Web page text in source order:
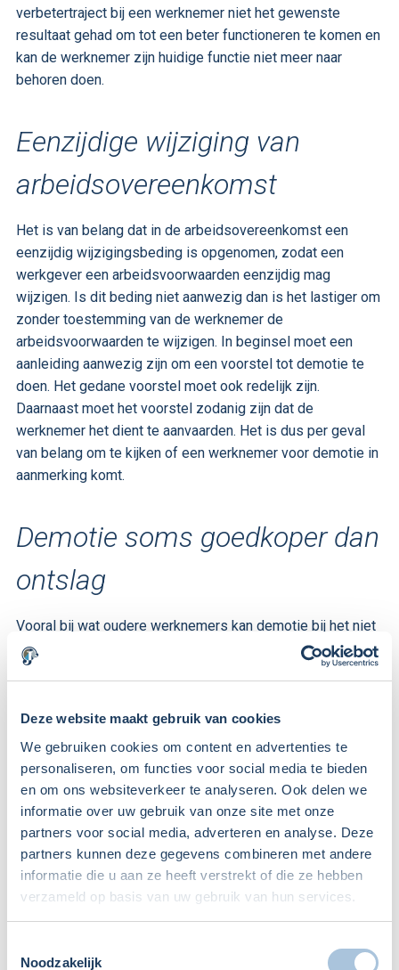
Deze website maakt gebruik van cookies
We gebruiken cookies om content en advertenties te
personaliseren, om functies voor social media te bieden
en om ons websiteverkeer te analyseren. Ook delen we
informatie over uw gebruik van onze site met onze
partners voor social media, adverteren en analyse. Deze
partners kunnen deze gegevens combineren met andere
informatie die u aan ze heeft verstrekt of die ze hebben
verzameld op basis van uw gebruik van hun services.
Noodzakelijk
verbetertraject bij een werknemer niet het gewenste
resultaat gehad om tot een beter functioneren te komen en
kan de werknemer zijn huidige functie niet meer naar
behoren doen.
Eenzijdige wijziging van
arbeidsovereenkomst
Het is van belang dat in de arbeidsovereenkomst een
eenzijdig wijzigingsbeding is opgenomen, zodat een
werkgever een arbeidsvoorwaarden eenzijdig mag
wijzigen. Is dit beding niet aanwezig dan is het lastiger om
zonder toestemming van de werknemer de
arbeidsvoorwaarden te wijzigen. In beginsel moet een
aanleiding aanwezig zijn om een voorstel tot demotie te
doen. Het gedane voorstel moet ook redelijk zijn.
Daarnaast moet het voorstel zodanig zijn dat de
werknemer het dient te aanvaarden. Het is dus per geval
van belang om te kijken of een werknemer voor demotie in
aanmerking komt.
Demotie soms goedkoper dan
ontslag
Vooral bij wat oudere werknemers kan demotie bij het niet
functioneren een beter en goedkoper alternatief zijn dan
een ontslagaanvraag. Als werknemers in de buurt van
werknemers in dienst te houden, maar minder
pensioengerechtigde leeftijd kan een werkgever namelijk
afscheid nemen van de werknemer zonder
transitievergoeding verschuldigd te zijn.
Nu steeds meer mensen de pensioengerechtigde leeftijd
bereiken en de modernisering steeds sneller gaat, kan de
optie van demotie een goede optie zijn.